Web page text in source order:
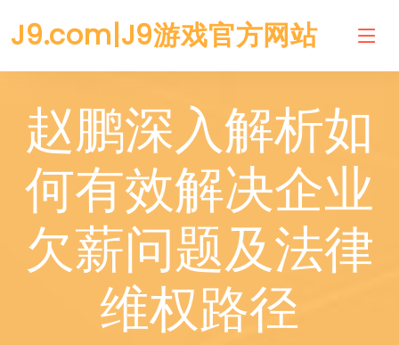
J9.com|J9游戏官方网站
赵鹏深入解析如
何有效解决企业
欠薪问题及法律
维权路径